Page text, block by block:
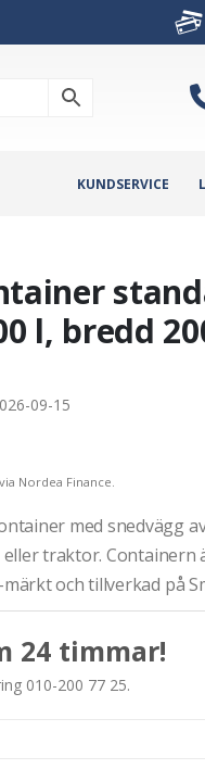
KUNDSERVICE
l, bredd
09-15
Nordea Finance.
med snedvägg
traktor. Containern
och tillverkad på
24 timmar!
010-200 77 25.